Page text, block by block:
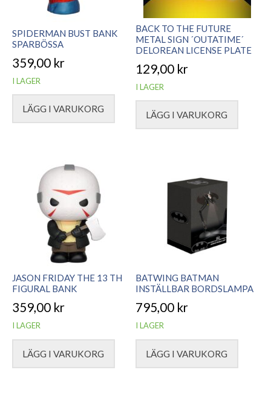
SPIDERMAN BUST BANK
SPARBÖSSA
359,00 kr
I LAGER
LÄGG I VARUKORG
BACK TO THE FUTURE
METAL SIGN ´OUTATIME´
DELOREAN LICENSE PLATE
129,00 kr
I LAGER
LÄGG I VARUKORG
JASON FRIDAY THE 13 TH
FIGURAL BANK
359,00 kr
I LAGER
LÄGG I VARUKORG
BATWING BATMAN
INSTÄLLBAR BORDSLAMPA
795,00 kr
I LAGER
LÄGG I VARUKORG